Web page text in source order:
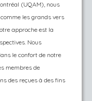
(UQAM), nous
les grands vers
approche est la
Nous
le confort de notre
membres de
des reçues à des fins